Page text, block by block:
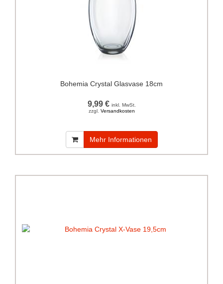
Bohemia Crystal Glasvase 18cm
9,99 € inkl. MwSt.
zzgl. Versandkosten
Mehr Informationen